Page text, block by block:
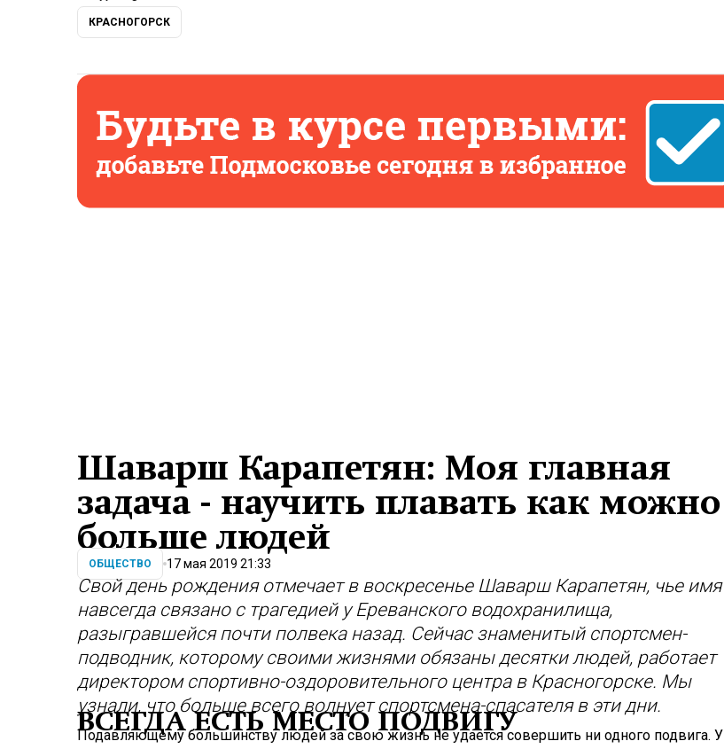
КРАСНОГОРСК
Шаварш Карапетян: Моя главная
задача - научить плавать как можно
больше людей
ОБЩЕСТВО 17 мая 2019 21:33
Свой день рождения отмечает в воскресенье Шаварш Карапетян, чье имя
навсегда связано с трагедией у Ереванского водохранилища,
разыгравшейся почти полвека назад. Сейчас знаменитый спортсмен-
подводник, которому своими жизнями обязаны десятки людей, работает
директором спортивно-оздоровительного центра в Красногорске. Мы
узнали, что больше всего волнует спортсмена-спасателя в эти дни.
ВСЕГДА ЕСТЬ МЕСТО ПОДВИГУ
Подавляющему большинству людей за свою жизнь не удается совершить ни одного подвига. У